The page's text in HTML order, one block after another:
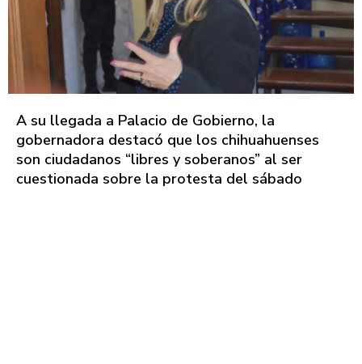
A su llegada a Palacio de Gobierno, la
gobernadora destacó que los chihuahuenses
son ciudadanos “libres y soberanos” al ser
cuestionada sobre la protesta del sábado